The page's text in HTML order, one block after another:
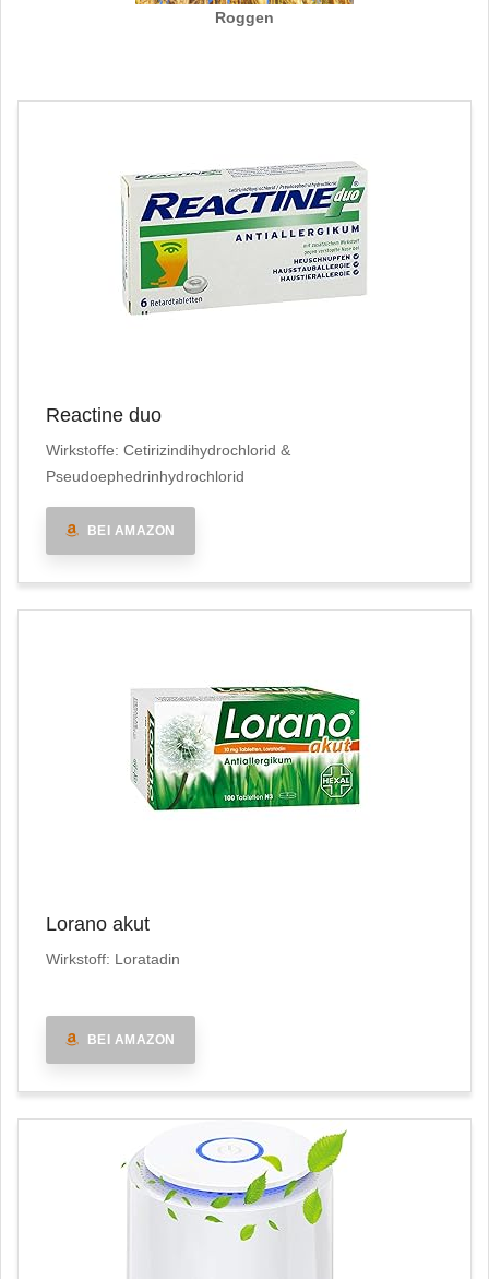
Roggen
Reactine duo
Wirkstoffe: Cetirizindihydrochlorid &
Pseudoephedrinhydrochlorid
BEI AMAZON
Lorano akut
Wirkstoff: Loratadin
BEI AMAZON